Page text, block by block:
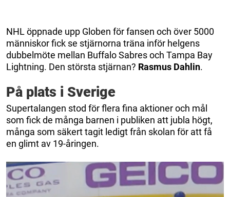
NHL öppnade upp Globen för fansen och över 5000
människor fick se stjärnorna träna inför helgens
dubbelmöte mellan Buffalo Sabres och Tampa Bay
Lightning. Den största stjärnan? Rasmus Dahlin.
På plats i Sverige
Supertalangen stod för flera fina aktioner och mål
som fick de många barnen i publiken att jubla högt,
många som säkert tagit ledigt från skolan för att få
en glimt av 19-åringen.